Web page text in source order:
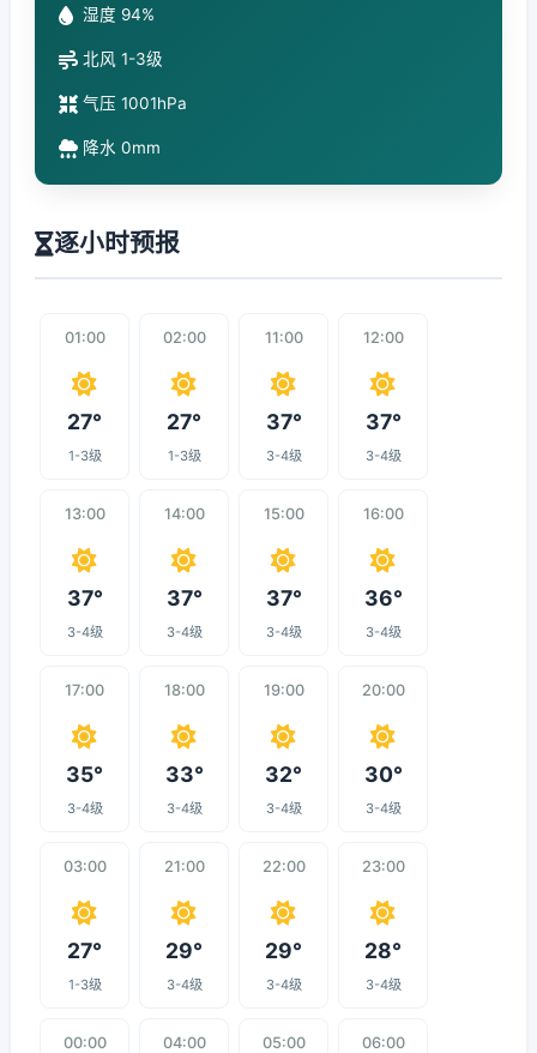
湿度 94%
北风 1-3级
气压 1001hPa
降水 0mm
逐小时预报
01:00
27°
1-3级
02:00
27°
1-3级
11:00
37°
3-4级
12:00
37°
3-4级
13:00
37°
3-4级
14:00
37°
3-4级
15:00
37°
3-4级
16:00
36°
3-4级
17:00
35°
3-4级
18:00
33°
3-4级
19:00
32°
3-4级
20:00
30°
3-4级
03:00
27°
1-3级
21:00
29°
3-4级
22:00
29°
3-4级
23:00
28°
3-4级
00:00 04:00 05:00 06:00